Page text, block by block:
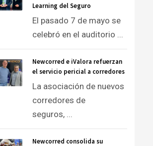
Learning del Seguro
El pasado 7 de mayo se
celebró en el auditorio ...
Newcorred e iValora refuerzan
el servicio pericial a corredores
La asociación de nuevos
corredores de
seguros, ...
Newcorred consolida su